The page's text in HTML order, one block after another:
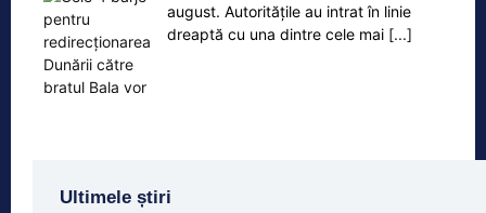
august. Autoritățile au intrat în linie
dreaptă cu una dintre cele mai [...]
Ultimele știri